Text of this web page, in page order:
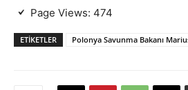
Page Views: 474
ETIKETLER Polonya Savunma Bakanı